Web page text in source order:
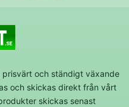
och ständigt växande
och skickas direkt från vårt
skickas senast